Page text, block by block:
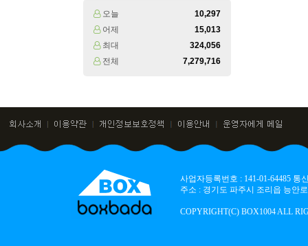
오늘
10,297
어제
15,013
최대
324,056
전체
7,279,716
사업자등록번호 : 141-01-64485
주소 : 경기도 파주시 조리읍 능안
COPYRIGHT(C) BOX1004 ALL